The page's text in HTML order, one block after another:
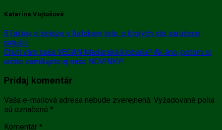
Katarína Vojtušová
5 faktov o železe v ľudskom tele, o ktorých ste zaručene
netušili
Chutí vám naša VEGAN Maďarská klobaňa? Ak áno, potom si
určite zamilujete aj naše NOVINKY!
Pridaj komentár
Vaša e-mailová adresa nebude zverejnená. Vyžadované polia
sú označené *
Komentár *